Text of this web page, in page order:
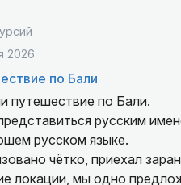
2026
по Бали
путешествие по Бали.
русском языке.
чётко, приехал
локации, мы одно